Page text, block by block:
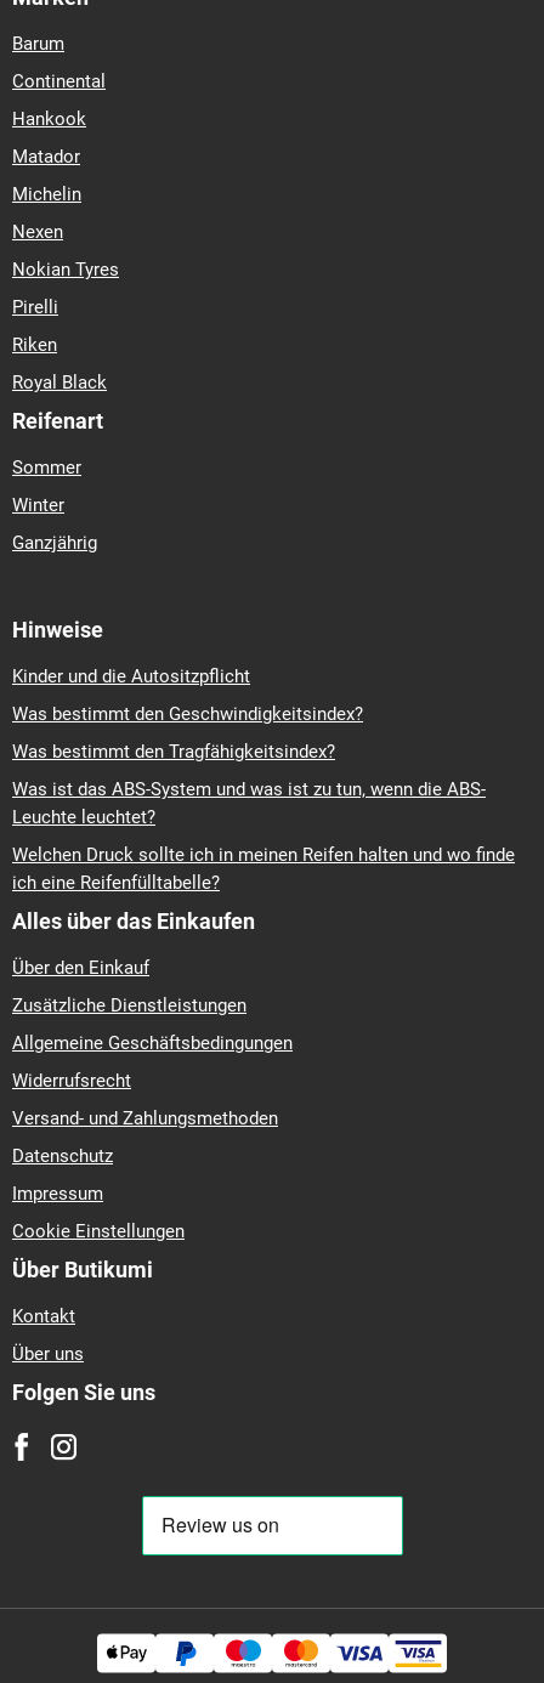
Barum
Continental
Hankook
Matador
Michelin
Nexen
Nokian Tyres
Pirelli
Riken
Royal Black
Reifenart
Sommer
Winter
Ganzjährig
Hinweise
Kinder und die Autositzpflicht
Was bestimmt den Geschwindigkeitsindex?
Was bestimmt den Tragfähigkeitsindex?
Was ist das ABS-System und was ist zu tun, wenn die ABS-
Leuchte leuchtet?
Welchen Druck sollte ich in meinen Reifen halten und wo finde
ich eine Reifenfülltabelle?
Alles über das Einkaufen
Über den Einkauf
Zusätzliche Dienstleistungen
Allgemeine Geschäftsbedingungen
Widerrufsrecht
Versand- und Zahlungsmethoden
Datenschutz
Impressum
Cookie Einstellungen
Über Butikumi
Kontakt
Über uns
Folgen Sie uns